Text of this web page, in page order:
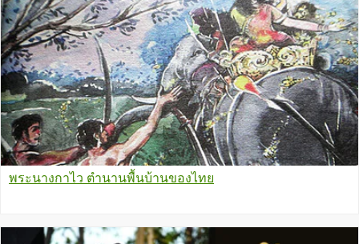
พระนางกาไว ตำนานพื้นบ้านของไทย